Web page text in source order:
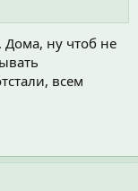
Дома, ну чтоб не
всем